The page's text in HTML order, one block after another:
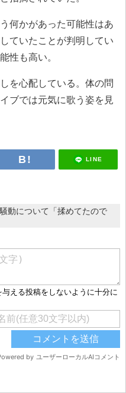
何かがあった可能性はあ
ていたことが判明してい
性も高い。
を心配している。体の問
ブでは元気に歌う姿を見
LINE
動について「揉めてたので